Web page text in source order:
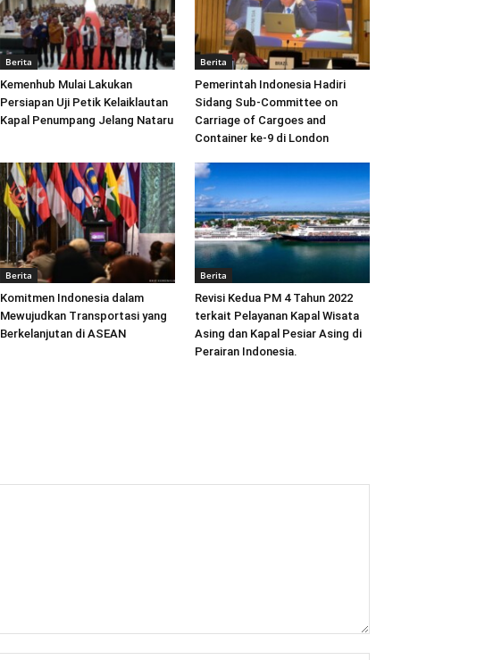
Berita
Kemenhub Mulai Lakukan
Persiapan Uji Petik Kelaiklautan
Kapal Penumpang Jelang Nataru
Berita
Pemerintah Indonesia Hadiri
Sidang Sub-Committee on
Carriage of Cargoes and
Container ke-9 di London
Berita
Komitmen Indonesia dalam
Mewujudkan Transportasi yang
Berkelanjutan di ASEAN
Berita
Revisi Kedua PM 4 Tahun 2022
terkait Pelayanan Kapal Wisata
Asing dan Kapal Pesiar Asing di
Perairan Indonesia.